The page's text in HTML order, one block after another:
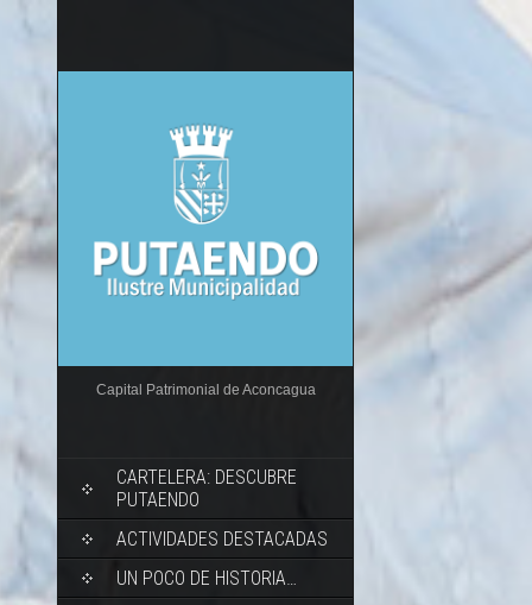
Capital Patrimonial de Aconcagua
CARTELERA: DESCUBRE
PUTAENDO
ACTIVIDADES DESTACADAS
UN POCO DE HISTORIA…